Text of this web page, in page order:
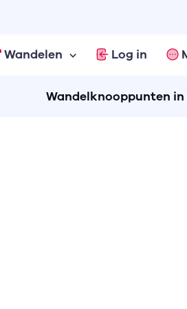
Wandelen Log in
Wandelknooppunten